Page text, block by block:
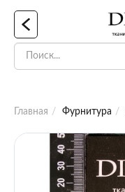
Главная Фурнитура